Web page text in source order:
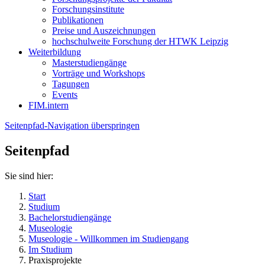
Forschungsinstitute
Publikationen
Preise und Auszeichnungen
hochschulweite Forschung der HTWK Leipzig
Weiterbildung
Masterstudiengänge
Vorträge und Workshops
Tagungen
Events
FIM.intern
Seitenpfad-Navigation überspringen
Seitenpfad
Sie sind hier:
Start
Studium
Bachelorstudiengänge
Museologie
Museologie - Willkommen im Studiengang
Im Studium
Praxisprojekte